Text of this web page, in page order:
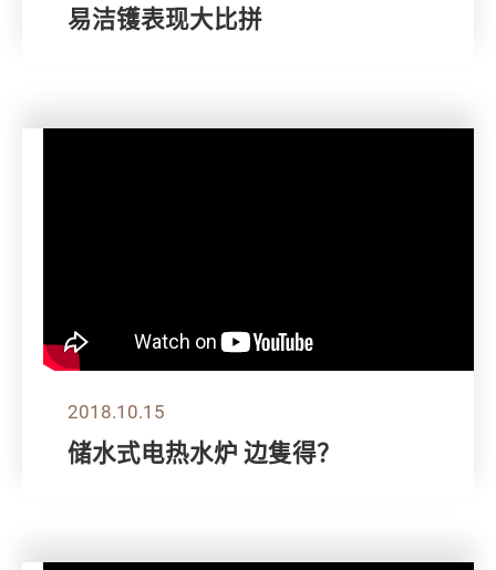
易洁镬表现大比拼
2018.10.15
储水式电热水炉 边隻得？